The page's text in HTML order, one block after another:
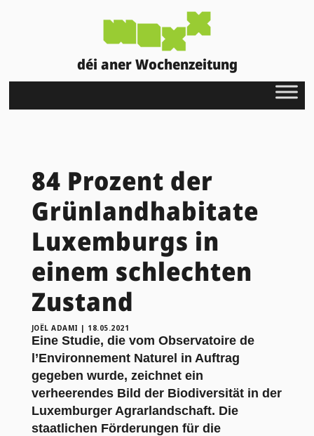
déi aner Wochenzeitung
84 Prozent der
Grünlandhabitate
Luxemburgs in
einem schlechten
Zustand
JOËL ADAMI | 18.05.2021
Eine Studie, die vom Observatoire de
l’Environnement Naturel in Auftrag
gegeben wurde, zeichnet ein
verheerendes Bild der Biodiversität in der
Luxemburger Agrarlandschaft. Die
staatlichen Förderungen für die